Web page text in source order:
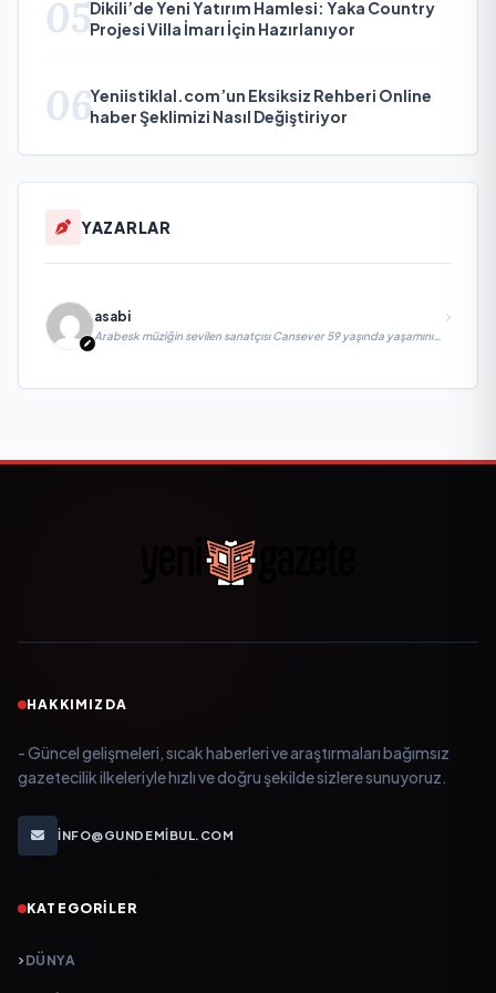
05Dikili’de Yeni Yatırım Hamlesi: Yaka Country
Projesi Villa İmarı İçin Hazırlanıyor
06Yeniistiklal.com’un Eksiksiz Rehberi Online
haber Şeklimizi Nasıl Değiştiriyor
YAZARLAR
asabi
Arabesk müziğin sevilen sanatçısı Cansever 59 yaşında yaşamını
HAKKIMIZDA
- Güncel gelişmeleri, sıcak haberleri ve araştırmaları bağımsız
gazetecilik ilkeleriyle hızlı ve doğru şekilde sizlere sunuyoruz.
INFO@GUNDEMIBUL.COM
KATEGORILER
DÜNYA